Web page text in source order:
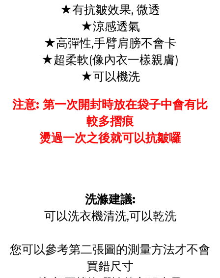
★有抗皺效果, 微透
★涼感透氣
★高彈性,手臂肩膀不會卡
★超柔軟(像內衣一樣親膚)
★可以機洗
注意: 第一次開封時放在袋子中會有比
較多摺痕
燙過一次之後就可以抗皺囉
洗滌建議:
可以洗衣機清洗,可以乾洗
您可以參考第二張圖的測量方法才不會
買錯尺寸